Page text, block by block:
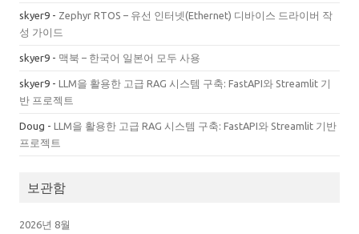
skyer9 - Zephyr RTOS – 유선 인터넷(Ethernet) 디바이스 드라이버 작
성 가이드
skyer9 - 맥북 – 한국어 일본어 모두 사용
skyer9 - LLM을 활용한 고급 RAG 시스템 구축: FastAPI와 Streamlit 기
반 프로젝트
Doug - LLM을 활용한 고급 RAG 시스템 구축: FastAPI와 Streamlit 기반
프로젝트
보관함
2026년 8월